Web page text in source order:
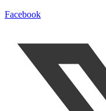
Facebook